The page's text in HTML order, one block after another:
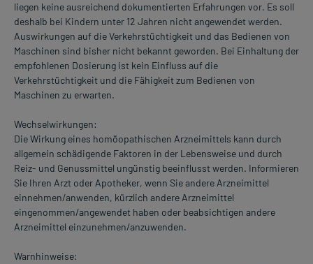
liegen keine ausreichend dokumentierten Erfahrungen vor. Es soll
deshalb bei Kindern unter 12 Jahren nicht angewendet werden.
Auswirkungen auf die Verkehrstüchtigkeit und das Bedienen von
Maschinen sind bisher nicht bekannt geworden. Bei Einhaltung der
empfohlenen Dosierung ist kein Einfluss auf die
Verkehrstüchtigkeit und die Fähigkeit zum Bedienen von
Maschinen zu erwarten.
Wechselwirkungen:
Die Wirkung eines homöopathischen Arzneimittels kann durch
allgemein schädigende Faktoren in der Lebensweise und durch
Reiz- und Genussmittel ungünstig beeinflusst werden. Informieren
Sie Ihren Arzt oder Apotheker, wenn Sie andere Arzneimittel
einnehmen/anwenden, kürzlich andere Arzneimittel
eingenommen/angewendet haben oder beabsichtigen andere
Arzneimittel einzunehmen/anzuwenden.
Warnhinweise: